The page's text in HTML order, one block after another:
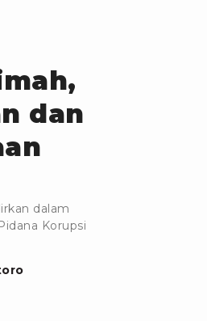
dan
dalam
Korupsi